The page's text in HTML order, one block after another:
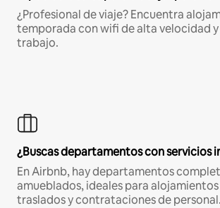
¿Profesional de viaje? Encuentra
temporada con wifi de alta velocidad y
trabajo.
¿Buscas departamentos con servicios
En Airbnb, hay departamentos
amueblados, ideales para
traslados y contrataciones de personal.